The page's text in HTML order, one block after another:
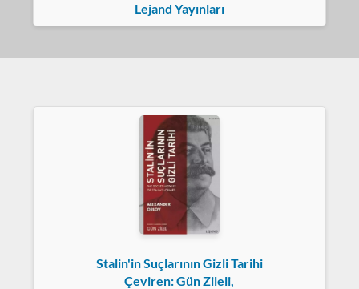
Lejand Yayınları
Stalin'in Suçlarının Gizli Tarihi
Çeviren: Gün Zileli,